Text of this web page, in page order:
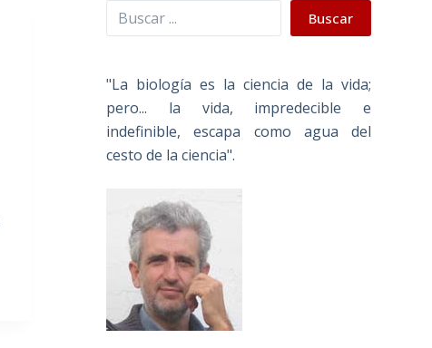
Buscar Buscar
"La biología es la ciencia de la vida;
pero... la vida, impredecible e
indefinible, escapa como agua del
cesto de la ciencia".